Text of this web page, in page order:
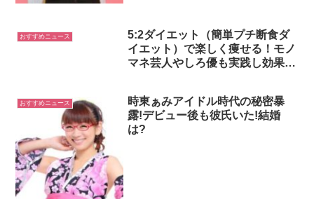
おすすめニュース
5:2ダイエット（簡単プチ断食ダ
イエット）で楽しく痩せる！モノ
マネ芸人やしろ優も実践し効果あ
おすすめニュース
時東ぁみアイドル時代の秘密暴
露!デビュー後も彼氏いた!結婚
は?